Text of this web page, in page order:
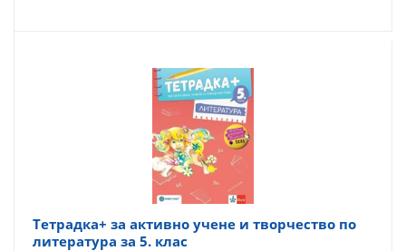
Тетрадка+ за активно учене и творчество по
литература за 5. клас